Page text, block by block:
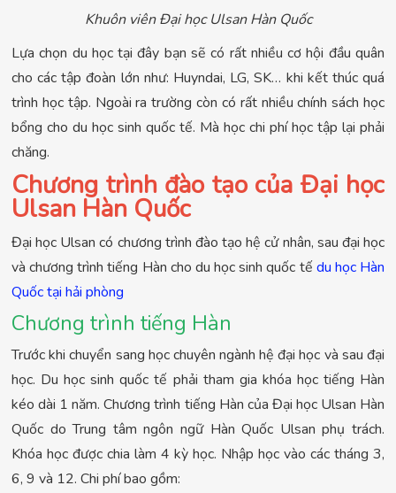
Khuôn viên Đại học Ulsan Hàn Quốc
Lựa chọn du học tại đây bạn sẽ có rất nhiều cơ hội đầu quân
cho các tập đoàn lớn như: Huyndai, LG, SK… khi kết thúc quá
trình học tập. Ngoài ra trường còn có rất nhiều chính sách học
bổng cho du học sinh quốc tế. Mà học chi phí học tập lại phải
chăng.
Chương trình đào tạo của Đại học
Ulsan Hàn Quốc
Đại học Ulsan có chương trình đào tạo hệ cử nhân, sau đại học
và chương trình tiếng Hàn cho du học sinh quốc tếdu học Hàn
Quốc tại hải phòng
Chương trình tiếng Hàn
Trước khi chuyển sang học chuyên ngành hệ đại học và sau đại
học. Du học sinh quốc tế phải tham gia khóa học tiếng Hàn
kéo dài 1 năm. Chương trình tiếng Hàn của Đại học Ulsan Hàn
Quốc do Trung tâm ngôn ngữ Hàn Quốc Ulsan phụ trách.
Khóa học được chia làm 4 kỳ học. Nhập học vào các tháng 3,
6, 9 và 12. Chi phí bao gồm: